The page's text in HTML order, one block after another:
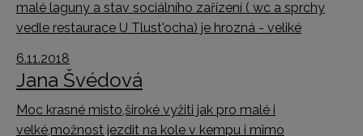
malé laguny a stav sociálního zařízení ( wc a sprchy
vedle restaurace U Tlust'ocha) je hrozná - veliké
6.11.2018
Jana Švédová
Moc krasné misto,široké vyžiti jak pro malé i
velké,možnost jezdit na kole v kempu i mimo